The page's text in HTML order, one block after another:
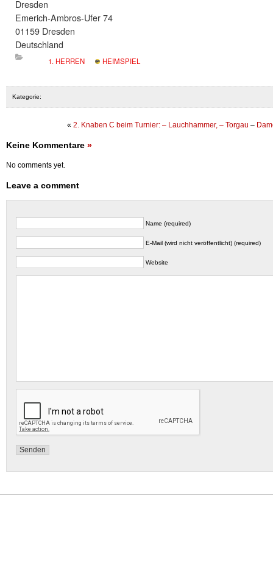
Dresden
Emerich-Ambros-Ufer 74
01159 Dresden
Deutschland
1. HERREN HEIMSPIEL
Kategorie:
« 2. Knaben C beim Turnier: – Lauchhammer, – Torgau –
Keine Kommentare »
No comments yet.
Leave a comment
Name (required)
E-Mail (wird nicht veröffentlicht) (required)
Website